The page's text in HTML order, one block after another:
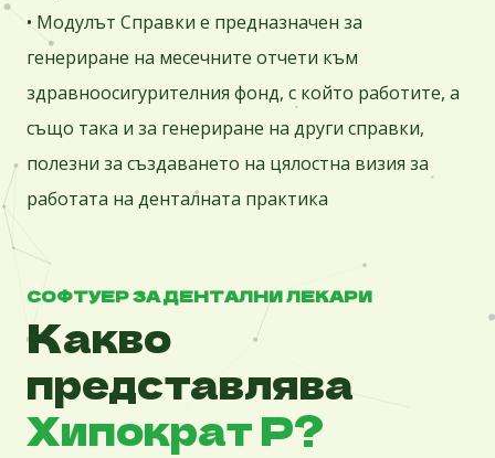
• Модулът Справки е предназначен за
генериране на месечните отчети към
здравноосигурителния фонд, с който работите, а
също така и за генериране на други справки,
полезни за създаването на цялостна визия за
работата на денталната практика
СОФТУЕР ЗА ДЕНТАЛНИ ЛЕКАРИ
Какво
представлява
Хипократ P?